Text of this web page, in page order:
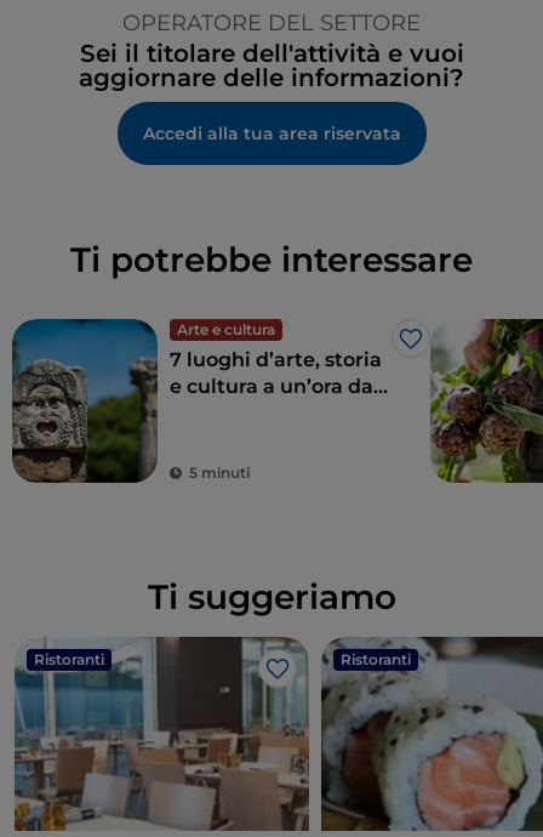
OPERATORE DEL SETTORE
Sei il titolare dell'attività e vuoi
aggiornare delle informazioni?
Accedi alla tua area riservata
Ti potrebbe interessare
Arte e cultura
Like
7 luoghi d’arte, storia
e cultura a un’ora da
5 minuti
Ti suggeriamo
Ristoranti
Like
Ristoranti